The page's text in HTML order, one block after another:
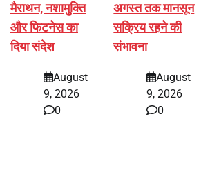
मैराथन, नशामुक्ति
और फिटनेस का
दिया संदेश
August
9, 2026
0
अगस्त तक मानसून
सक्रिय रहने की
संभावना
August
9, 2026
0